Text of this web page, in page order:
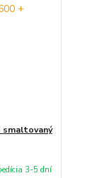
smaltovaný
3-5 dní